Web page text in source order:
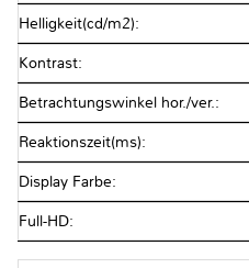
Helligkeit(cd/m2):
Kontrast:
Betrachtungswinkel hor./ver.:
Reaktionszeit(ms):
Display Farbe:
Full-HD: